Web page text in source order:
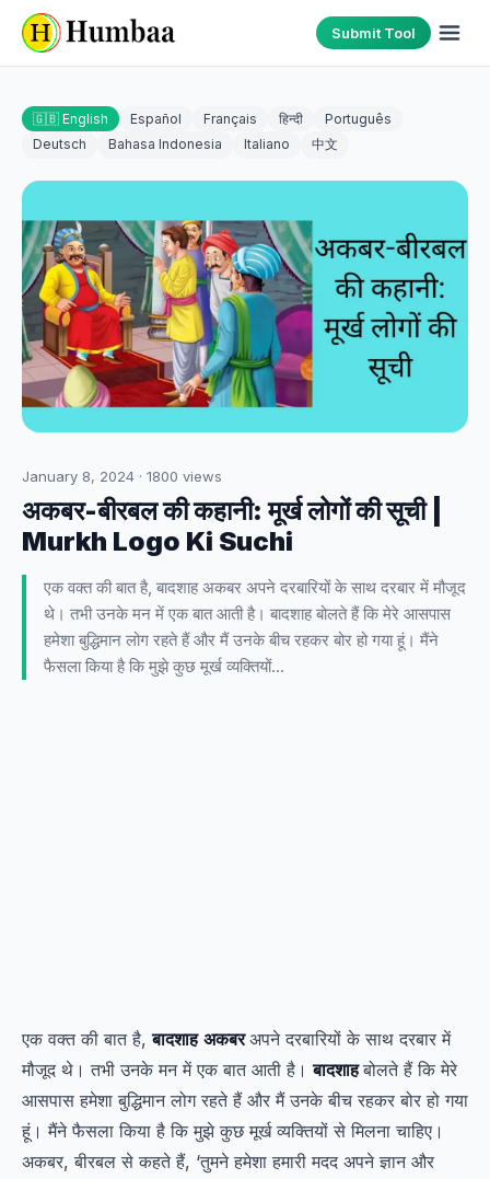
Submit Tool
🇬🇧 English Español Français हिन्दी
Português
Deutsch
Bahasa Indonesia Italiano 中文
January 8, 2024 · 1800 views
अकबर-बीरबल की कहानी: मूर्ख लोगों की सूची |
Murkh Logo Ki Suchi
एक वक्त की बात है, बादशाह अकबर अपने दरबारियों के साथ दरबार में मौजूद
थे। तभी उनके मन में एक बात आती है। बादशाह बोलते हैं कि मेरे आसपास
हमेशा बुद्धिमान लोग रहते हैं और मैं उनके बीच रहकर बोर हो गया हूं। मैंने
फैसला किया है कि मुझे कुछ मूर्ख व्यक्तियों…
एक वक्त की बात है,बादशाह अकबरअपने दरबारियों के साथ दरबार में
मौजूद थे। तभी उनके मन में एक बात आती है।बादशाहबोलते हैं कि मेरे
आसपास हमेशा बुद्धिमान लोग रहते हैं और मैं उनके बीच रहकर बोर हो गया
हूं। मैंने फैसला किया है कि मुझे कुछ मूर्ख व्यक्तियों से मिलना चाहिए।
अकबर, बीरबल से कहते हैं, ‘तुमने हमेशा हमारी मदद अपने ज्ञान और